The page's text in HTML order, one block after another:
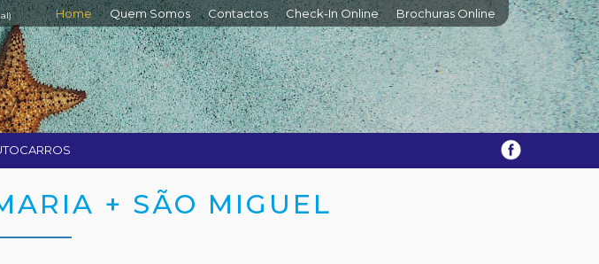
Home Quem Somos Contactos Check-In Online Brochuras Online
+ SÃO MIGUEL